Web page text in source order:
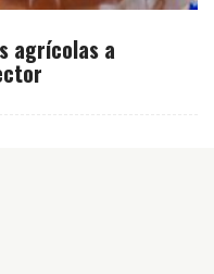
agrícolas a